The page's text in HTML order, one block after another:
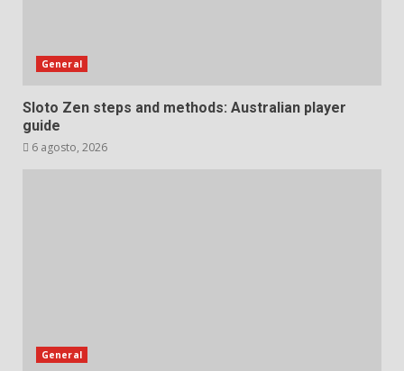
General
Sloto Zen steps and methods: Australian player
guide
6 agosto, 2026
General